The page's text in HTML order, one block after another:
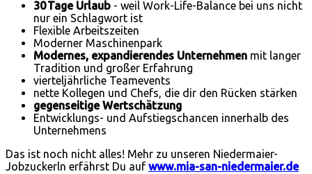
30 Tage Urlaub - weil Work-Life-Balance bei uns nicht
nur ein Schlagwort ist
Flexible Arbeitszeiten
Moderner Maschinenpark
Modernes, expandierendes Unternehmen mit langer
Tradition und großer Erfahrung
vierteljährliche Teamevents
nette Kollegen und Chefs, die dir den Rücken stärken
gegenseitige Wertschätzung
Entwicklungs- und Aufstiegschancen innerhalb des
Unternehmens
Das ist noch nicht alles! Mehr zu unseren Niedermaier-
Jobzuckerln erfährst Du auf www.mia-san-niedermaier.de